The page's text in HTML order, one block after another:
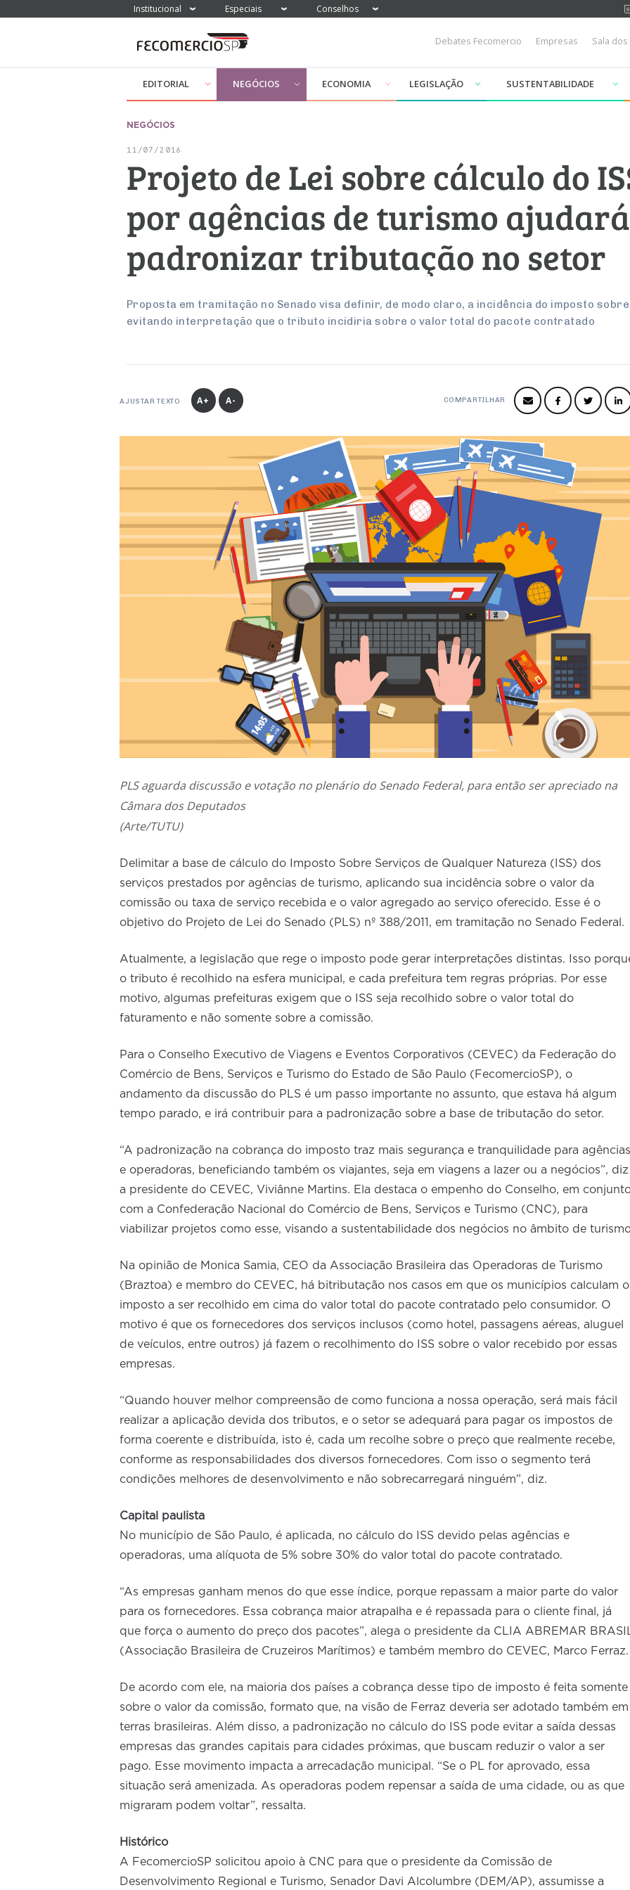
Institucional Especiais Conselhos
Debates Fecomercio Empresas Sala
EDITORIAL NEGÓCIOS ECONOMIA LEGISLAÇÃO SUSTENTABILIDADE
NEGÓCIOS
11/07/2016
Projeto de Lei sobre cálculo do
por agências de turismo
padronizar tributação no setor
Proposta em tramitação no Senado visa definir, de modo claro, a incidência do imposto
evitando interpretação que o tributo incidiria sobre o valor total do pacote contratado
AJUSTAR TEXTO A+ A- COMPARTILHAR
PLS aguarda discussão e votação no plenário do Senado Federal, para então ser apreciado na
Câmara dos Deputados
(Arte/TUTU)
Delimitar a base de cálculo do Imposto Sobre Serviços de Qualquer Natureza (ISS) dos
serviços prestados por agências de turismo, aplicando sua incidência sobre o valor da
comissão ou taxa de serviço recebida e o valor agregado ao serviço oferecido. Esse é o
objetivo do Projeto de Lei do Senado (PLS) nº 388/2011, em tramitação no Senado Federal.
Atualmente, a legislação que rege o imposto pode gerar interpretações distintas. Isso
o tributo é recolhido na esfera municipal, e cada prefeitura tem regras próprias. Por esse
motivo, algumas prefeituras exigem que o ISS seja recolhido sobre o valor total do
faturamento e não somente sobre a comissão.
Para o Conselho Executivo de Viagens e Eventos Corporativos (CEVEC) da Federação do
Comércio de Bens, Serviços e Turismo do Estado de São Paulo (FecomercioSP), o
andamento da discussão do PLS é um passo importante no assunto, que estava há algum
tempo parado, e irá contribuir para a padronização sobre a base de tributação do setor.
“A padronização na cobrança do imposto traz mais segurança e tranquilidade para agências
e operadoras, beneficiando também os viajantes, seja em viagens a lazer ou a negócios”, diz
a presidente do CEVEC, Viviânne Martins. Ela destaca o empenho do Conselho, em
com a Confederação Nacional do Comércio de Bens, Serviços e Turismo (CNC), para
viabilizar projetos como esse, visando a sustentabilidade dos negócios no âmbito de
Na opinião de Monica Samia, CEO da Associação Brasileira das Operadoras de Turismo
(Braztoa) e membro do CEVEC, há bitributação nos casos em que os municípios calculam o
imposto a ser recolhido em cima do valor total do pacote contratado pelo consumidor. O
motivo é que os fornecedores dos serviços inclusos (como hotel, passagens aéreas, aluguel
de veículos, entre outros) já fazem o recolhimento do ISS sobre o valor recebido por essas
empresas.
“Quando houver melhor compreensão de como funciona a nossa operação, será mais fácil
realizar a aplicação devida dos tributos, e o setor se adequará para pagar os impostos de
forma coerente e distribuída, isto é, cada um recolhe sobre o preço que realmente recebe,
conforme as responsabilidades dos diversos fornecedores. Com isso o segmento terá
condições melhores de desenvolvimento e não sobrecarregará ninguém”, diz.
Capital paulista
No município de São Paulo, é aplicada, no cálculo do ISS devido pelas agências e
operadoras, uma alíquota de 5% sobre 30% do valor total do pacote contratado.
“As empresas ganham menos do que esse índice, porque repassam a maior parte do valor
para os fornecedores. Essa cobrança maior atrapalha e é repassada para o cliente final, já
que força o aumento do preço dos pacotes”, alega o presidente da CLIA ABREMAR
(Associação Brasileira de Cruzeiros Marítimos) e também membro do CEVEC, Marco Ferraz.
De acordo com ele, na maioria dos países a cobrança desse tipo de imposto é feita somente
sobre o valor da comissão, formato que, na visão de Ferraz deveria ser adotado também em
terras brasileiras. Além disso, a padronização no cálculo do ISS pode evitar a saída dessas
empresas das grandes capitais para cidades próximas, que buscam reduzir o valor a ser
pago. Esse movimento impacta a arrecadação municipal. “Se o PL for aprovado, essa
situação será amenizada. As operadoras podem repensar a saída de uma cidade, ou as que
migraram podem voltar”, ressalta.
Histórico
A FecomercioSP solicitou apoio à CNC para que o presidente da Comissão de
Desenvolvimento Regional e Turismo, Senador Davi Alcolumbre (DEM/AP), assumisse a